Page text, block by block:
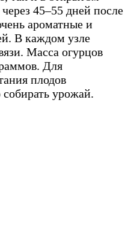
45–55 дней после
ароматные и
В каждом узле
Масса огурцов
Для
плодов
собирать урожай.